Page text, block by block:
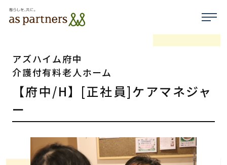
アズハイム府中
介護付有料老人ホーム
【府中/H】[正社員]ケアマネジャ
ー